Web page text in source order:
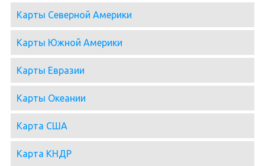
Карты Северной Америки
Карты Южной Америки
Карты Евразии
Карты Океании
Карта США
Карта КНДР